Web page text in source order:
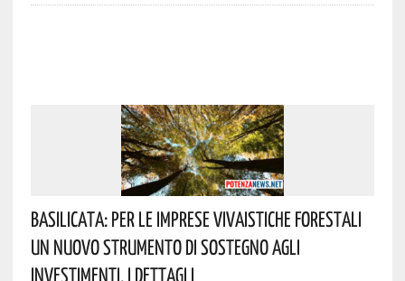
Basilicata: Per Le Imprese Vivaistiche Forestali
Un Nuovo Strumento Di Sostegno Agli
Investimenti. I Dettagli